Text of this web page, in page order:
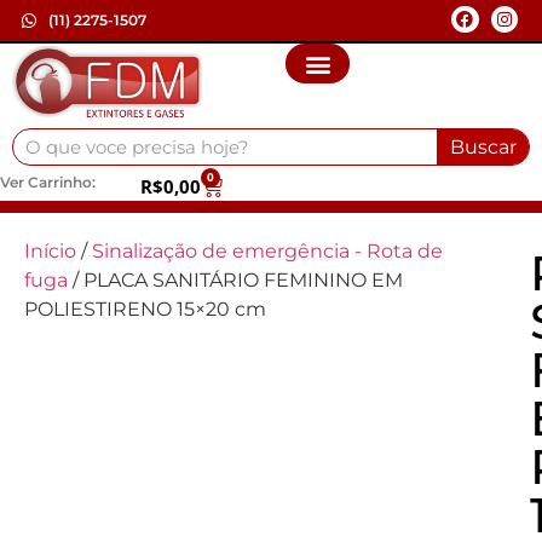
(11) 2275-1507
Buscar
Ver Carrinho: R$0,00 0
Início / Sinalização de emergência - Rota de
fuga / PLACA SANITÁRIO FEMININO EM
POLIESTIRENO 15×20 cm